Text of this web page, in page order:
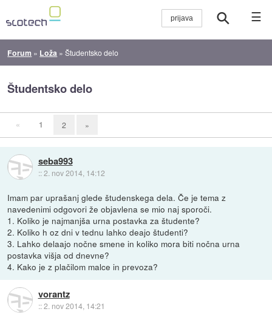
☰
Forum » Loža »Študentsko delo
Študentsko delo
« 1 2 »
seba993
::2. nov 2014, 14:12
Imam par uprašanj glede študenskega dela. Če je tema z
navedenimi odgovori že objavlena se mio naj sporoči.
1. Koliko je najmanjša urna postavka za študente?
2. Koliko h oz dni v tednu lahko deajo študenti?
3. Lahko delaajo nočne smene in koliko mora biti nočna urna
postavka višja od dnevne?
4. Kako je z plačilom malce in prevoza?
vorantz
::2. nov 2014, 14:21